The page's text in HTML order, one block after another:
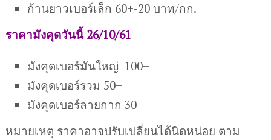
ก้านยาวเบอร์เล็ก 60+-20 บาท/กก.
ราคามังคุดวันนี้ 26/10/61
มังคุดเบอร์มันใหญ่ 100+
มังคุดเบอร์รวม 50+
มังคุดเบอร์ลายกาก 30+
หมายเหตุ ราคาอาจปรับเปลี่ยนได้นิดหน่อย ตาม